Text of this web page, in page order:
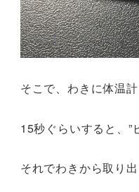
そこで、わきに体温計
15秒ぐらいすると、”
それでわきから取り